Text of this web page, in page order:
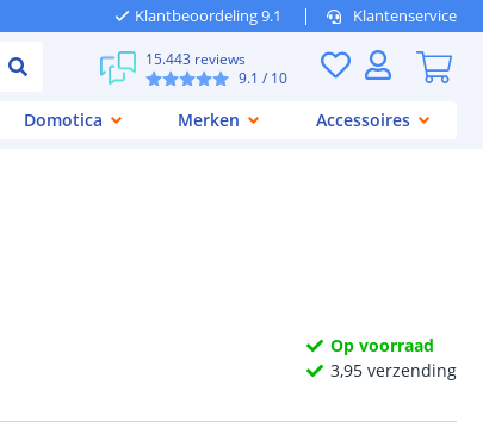
Klantbeoordeling 9.1 Klantenservice
15.443 reviews
9.1 / 10
Domotica Merken Accessoires
Op voorraad
3,95 verzending